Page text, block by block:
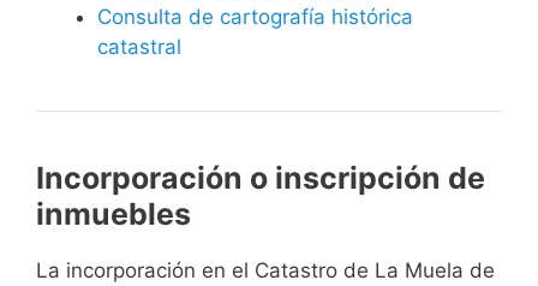
Consulta de cartografía histórica
catastral
Incorporación o inscripción de
inmuebles
La incorporación en el Catastro de La Muela de